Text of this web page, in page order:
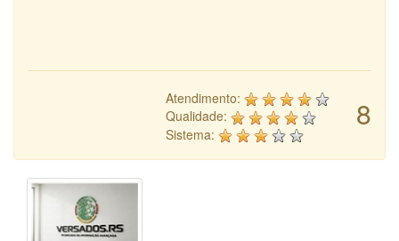
8
Atendimento:
Qualidade:
Sistema: